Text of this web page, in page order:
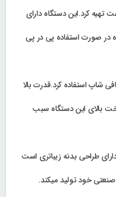
شات قهوه در ساعت تهیه کرد.این دستگاه دارای
در صورت استفاده پی در پی
شاپ استفاده کرد.قدرت بالا
بالای این دستگاه سبب
به جیمیلای 3018 قویتر و دارای طراحی بدنه زیباتری است
صنعتی خود تولید میکند.